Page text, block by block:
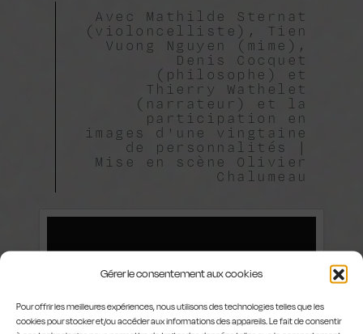
Gérer le consentement aux cookies
Pour offrir les meilleures expériences, nous utilisons des technologies telles que les
cookies pour stocker et/ou accéder aux informations des appareils. Le fait de consentir
Avec Mathilde Sternat
(violoncelliste), Tien
Vuong Nguyen (mime),
Denis Cocquet
(philosophe) et
Thierry Wathelet
(narrateur) et la
participation en
images d'une vingtaine
de personnalités |
Mise en scène Olivier
Chalumeau